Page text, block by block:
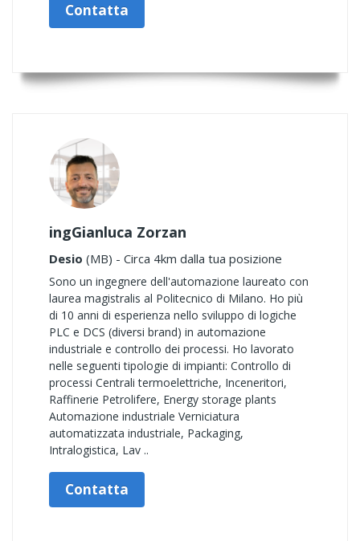
Contatta
ingGianluca Zorzan
Desio (MB) - Circa 4km dalla tua posizione
Sono un ingegnere dell'automazione laureato con
laurea magistralis al Politecnico di Milano. Ho più
di 10 anni di esperienza nello sviluppo di logiche
PLC e DCS (diversi brand) in automazione
industriale e controllo dei processi. Ho lavorato
nelle seguenti tipologie di impianti: Controllo di
processi Centrali termoelettriche, Inceneritori,
Raffinerie Petrolifere, Energy storage plants
Automazione industriale Verniciatura
automatizzata industriale, Packaging,
Intralogistica, Lav ..
Contatta